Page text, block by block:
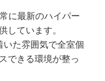
に最新のハイパー
しています。
いた雰囲気で全室個
できる環境が整っ